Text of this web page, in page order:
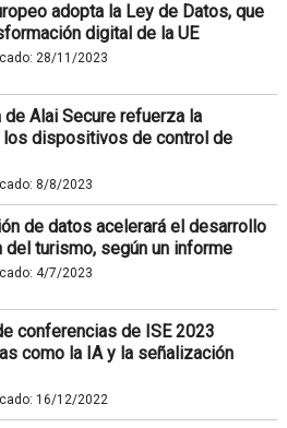
adopta la Ley de Datos, que
digital de la UE
28/11/2023
de Alai Secure refuerza la
los dispositivos de control de
8/8/2023
de datos acelerará el desarrollo
del turismo, según un informe
4/7/2023
conferencias de ISE 2023
como la IA y la señalización
16/12/2022